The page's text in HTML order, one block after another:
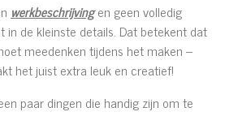
werkbeschrijvingen geen volledig
in de kleinste details. Dat betekent dat
meedenken tijdens het maken –
het juist extra leuk en creatief!
paar dingen die handig zijn om te